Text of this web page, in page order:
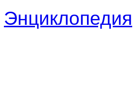
Энциклопедия